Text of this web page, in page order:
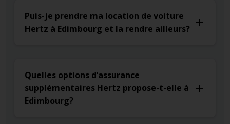
Puis-je prendre ma location de voiture
Hertz à Edimbourg et la rendre ailleurs?
Quelles options d’assurance
supplémentaires Hertz propose-t-elle à
Edimbourg?